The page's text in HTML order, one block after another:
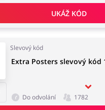
UKÁŽ KÓD
Slevový kód
Extra Posters slevový kód
Do odvolání 1782